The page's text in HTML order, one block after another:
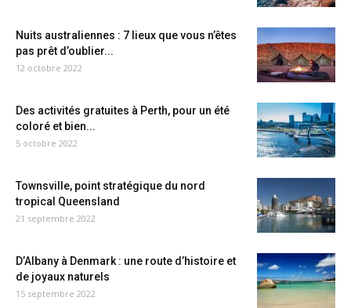
Nuits australiennes : 7 lieux que vous n’êtes
pas prêt d’oublier...
12 octobre 2022
Des activités gratuites à Perth, pour un été
coloré et bien...
5 octobre 2022
Townsville, point stratégique du nord
tropical Queensland
21 septembre 2022
D’Albany à Denmark : une route d’histoire et
de joyaux naturels
15 septembre 2022